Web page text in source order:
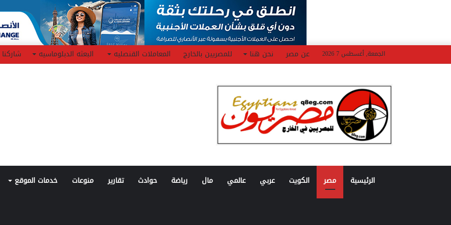
الجمعة, أغسطس 7 2026 عن مصر نحن هنا للمصريين بالخارج المعاملات القنصليه البعثه الدبلوماسيه شاركنا
الرئيسية مصر الكويت عربي عالمي مال رياضة حوادث تقارير منوعات خدمات الموقع